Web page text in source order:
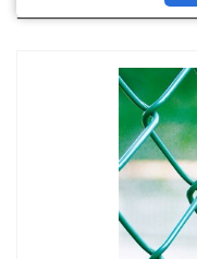
um material
até ser